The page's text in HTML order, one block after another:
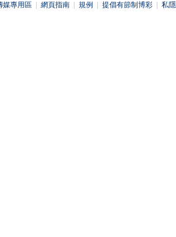
媒專用區 網頁指南 規例 提倡有節制博彩 私